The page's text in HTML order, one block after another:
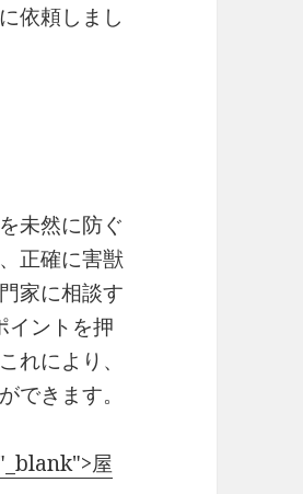
依頼しまし
未然に防ぐ
正確に害獣
家に相談す
イントを押
れにより、
できます。
屋